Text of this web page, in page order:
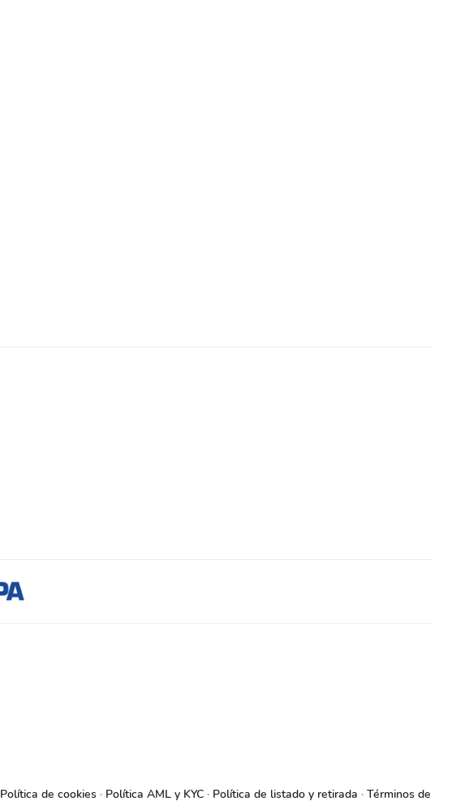
Política de cookies Política AML y KYC Política de listado y retirada
Términos de